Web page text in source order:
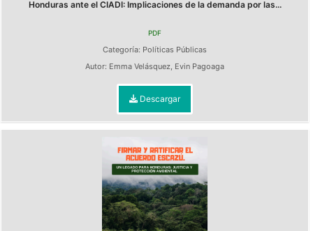
Honduras ante el CIADI: Implicaciones de la demanda por las...
PDF
Categoría: Políticas Públicas
Autor: Emma Velásquez, Evin Pagoaga
Descargar